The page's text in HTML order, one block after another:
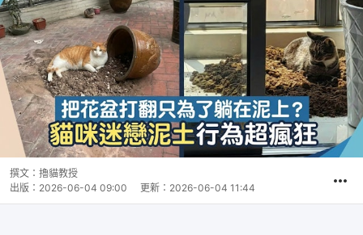
撰文： 擼貓教授
出版： 2026-06-04 09:00 更新： 2026-06-04 11:44